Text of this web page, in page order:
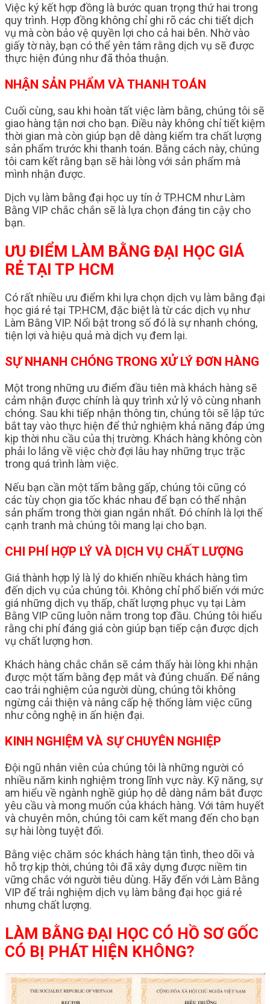
Việc ký kết hợp đồng là bước quan trọng thứ hai trong
quy trình. Hợp đồng không chỉ ghi rõ các chi tiết dịch
vụ mà còn bảo vệ quyền lợi cho cả hai bên. Nhờ vào
giấy tờ này, bạn có thể yên tâm rằng dịch vụ sẽ được
thực hiện đúng như đã thỏa thuận.
NHẬN SẢN PHẨM VÀ THANH TOÁN
Cuối cùng, sau khi hoàn tất việc làm bằng, chúng tôi sẽ
giao hàng tận nơi cho bạn. Điều này không chỉ tiết kiệm
thời gian mà còn giúp bạn dễ dàng kiểm tra chất lượng
sản phẩm trước khi thanh toán. Bằng cách này, chúng
tôi cam kết rằng bạn sẽ hài lòng với sản phẩm mà
mình nhận được.
Dịch vụ làm bằng đại học uy tín ở TP.HCM như Làm
Bằng VIP chắc chắn sẽ là lựa chọn đáng tin cậy cho
bạn.
ƯU ĐIỂM LÀM BẰNG ĐẠI HỌC GIÁ
RẺ TẠI TP HCM
Có rất nhiều ưu điểm khi lựa chọn dịch vụ làm bằng đại
học giá rẻ tại TP.HCM, đặc biệt là từ các dịch vụ như
Làm Bằng VIP. Nổi bật trong số đó là sự nhanh chóng,
tiện lợi và hiệu quả mà dịch vụ đem lại.
SỰ NHANH CHÓNG TRONG XỬ LÝ ĐƠN HÀNG
Một trong những ưu điểm đầu tiên mà khách hàng sẽ
cảm nhận được chính là quy trình xử lý vô cùng nhanh
chóng. Sau khi tiếp nhận thông tin, chúng tôi sẽ lập tức
bắt tay vào thực hiện để thử nghiệm khả năng đáp ứng
kịp thời nhu cầu của thị trường. Khách hàng không còn
phải lo lắng về việc chờ đợi lâu hay những trục trặc
trong quá trình làm việc.
Nếu bạn cần một tấm bằng gấp, chúng tôi cũng có
các tùy chọn gia tốc khác nhau để bạn có thể nhận
sản phẩm trong thời gian ngắn nhất. Đó chính là lợi thế
cạnh tranh mà chúng tôi mang lại cho bạn.
CHI PHÍ HỢP LÝ VÀ DỊCH VỤ CHẤT LƯỢNG
Giá thành hợp lý là lý do khiến nhiều khách hàng tìm
đến dịch vụ của chúng tôi. Không chỉ phổ biến với mức
giá những dịch vụ thấp, chất lượng phục vụ tại Làm
Bằng VIP cũng luôn nằm trong top đầu. Chúng tôi hiểu
rằng chi phí đáng giá còn giúp bạn tiếp cận được dịch
vụ chất lượng hơn.
Khách hàng chắc chắn sẽ cảm thấy hài lòng khi nhận
được một tấm bằng đẹp mắt và đúng chuẩn. Để nâng
cao trải nghiệm của người dùng, chúng tôi không
ngừng cải thiện và nâng cấp hệ thống làm việc cũng
như công nghệ in ấn hiện đại.
KINH NGHIỆM VÀ SỰ CHUYÊN NGHIỆP
Đội ngũ nhân viên của chúng tôi là những người có
nhiều năm kinh nghiệm trong lĩnh vực này. Kỹ năng, sự
am hiểu về ngành nghề giúp họ dễ dàng nắm bắt được
yêu cầu và mong muốn của khách hàng. Với tâm huyết
và chuyên môn, chúng tôi cam kết mang đến cho bạn
sự hài lòng tuyệt đối.
Bằng việc chăm sóc khách hàng tận tình, theo dõi và
hỗ trợ kịp thời, chúng tôi đã xây dựng được niềm tin
vững chắc với người tiêu dùng. Hãy đến với Làm Bằng
VIP để trải nghiệm dịch vụ làm bằng đại học giá rẻ
nhưng chất lượng.
LÀM BẰNG ĐẠI HỌC CÓ HỒ SƠ GỐC
CÓ BỊ PHÁT HIỆN KHÔNG?